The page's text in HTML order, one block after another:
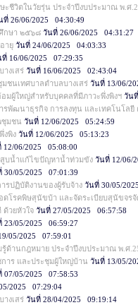
ษะชีวิตในวัยรุ่น ประจำปีงบประมาณ พ.ศ
ที่ 26/06/2025 04:30:49
กษา ๒๕๖๘ วันที่ 26/06/2025 04:31:27
ายุ วันที่ 24/06/2025 04:03:33
ที่ 16/06/2025 07:29:35
างเสร่ วันที่ 16/06/2025 02:43:04
ชนเทศบาลตำบลบางเสร่ วันที่ 13/06/
มผู้ใหญ่สำหรับบุคคลที่มีภาวะพึ่งพิงฯ วัน
พัฒนาธุรกิจ การลงทุน และเทคโนโลยี
ชุมชน วันที่ 12/06/2025 05:24:59
งพิง วันที่ 12/06/2025 05:13:23
12/06/2025 05:08:00
สูบน้ำแก้ไขปัญหาน้ำท่วมขัง วันที่ 12/06/
30/05/2025 07:01:39
รปฏิบัติงานของผู้รับจ้าง วันที่ 30/05/
ดโรคพิษสุนัขบ้า และจัดระเบียบสุนัขจรจั
ด้วยหัวใจ วันที่ 27/05/2025 06:57:58
23/05/2025 06:59:27
05/2025 07:59:01
รู้ด้านกฎหมาย ประจำปีงบประมาณ พ.ศ
าร และประชุมผู้ใหญ่บ้าน วันที่ 13/05/
07/05/2025 07:58:53
2025 07:29:04
างเสร่ วันที่ 28/04/2025 09:19:14